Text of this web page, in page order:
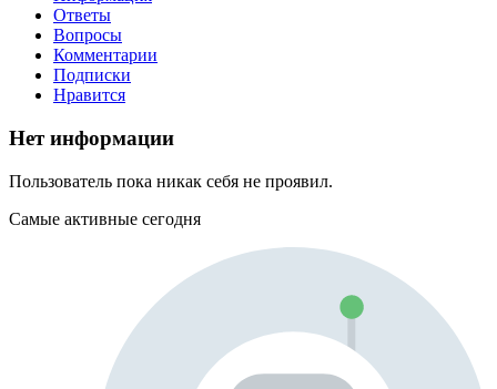
Ответы
Вопросы
Комментарии
Подписки
Нравится
Нет информации
Пользователь пока никак себя не проявил.
Самые активные сегодня